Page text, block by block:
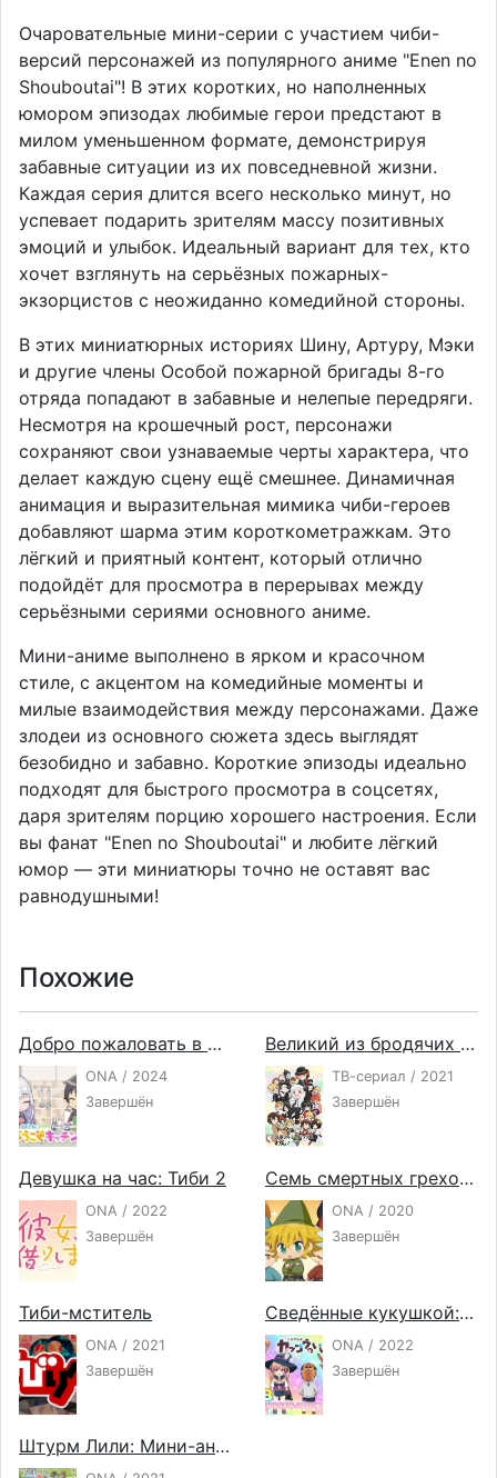
Очаровательные мини-серии с участием чиби-
версий персонажей из популярного аниме "Enen no
Shouboutai"! В этих коротких, но наполненных
юмором эпизодах любимые герои предстают в
милом уменьшенном формате, демонстрируя
забавные ситуации из их повседневной жизни.
Каждая серия длится всего несколько минут, но
успевает подарить зрителям массу позитивных
эмоций и улыбок. Идеальный вариант для тех, кто
хочет взглянуть на серьёзных пожарных-
экзорцистов с неожиданно комедийной стороны.
В этих миниатюрных историях Шину, Артуру, Мэки
и другие члены Особой пожарной бригады 8-го
отряда попадают в забавные и нелепые передряги.
Несмотря на крошечный рост, персонажи
сохраняют свои узнаваемые черты характера, что
делает каждую сцену ещё смешнее. Динамичная
анимация и выразительная мимика чиби-героев
добавляют шарма этим короткометражкам. Это
лёгкий и приятный контент, который отлично
подойдёт для просмотра в перерывах между
серьёзными сериями основного аниме.
Мини-аниме выполнено в ярком и красочном
стиле, с акцентом на комедийные моменты и
милые взаимодействия между персонажами. Даже
злодеи из основного сюжета здесь выглядят
безобидно и забавно. Короткие эпизоды идеально
подходят для быстрого просмотра в соцсетях,
даря зрителям порцию хорошего настроения. Если
вы фанат "Enen no Shouboutai" и любите лёгкий
юмор — эти миниатюры точно не оставят вас
равнодушными!
Похожие
Добро пожаловать в Японию, госпожа эльф! Мини-аниме
ONA / 2024
Завершён
Великий из бродячих псов: Шуточные истории
ТВ-сериал / 2021
Завершён
Девушка на час: Тиби 2
ONA / 2022
Завершён
Семь смертных грехов: Мини-аниме
ONA / 2020
Завершён
Тиби-мститель
ONA / 2021
Завершён
Сведённые кукушкой: Мини-аниме
ONA / 2022
Завершён
Штурм Лили: Мини-аниме